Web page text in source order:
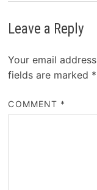
Leave a Reply
Your email
fields are marked *
COMMENT *